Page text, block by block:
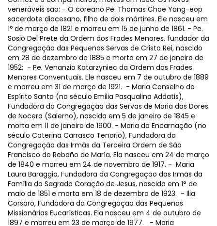
veneráveis são: - O coreano Pe. Thomas Choe Yang-eop
sacerdote diocesano, filho de dois mártires. Ele nasceu em
1º de março de 1821 e morreu em 15 de junho de 1861. - Pe.
Sosio Del Prete da Ordem dos Frades Menores, fundador da
Congregação das Pequenas Servas de Cristo Rei, nascido
em 28 de dezembro de 1885 e morto em 27 de janeiro de
1952; - Pe. Venanzio Katarzyniec da Ordem dos Frades
Menores Conventuais. Ele nasceu em 7 de outubro de 1889
e morreu em 31 de março de 1921. - Maria Conselho do
Espírito Santo (no século Emilia Pasqualina Addatis),
Fundadora da Congregação das Servas de Maria das Dores
de Nocera (Salerno), nascida em 5 de janeiro de 1845 e
morta em 11 de janeiro de 1900. - Maria da Encarnação (no
século Caterina Carrasco Tenorio), Fundadora da
Congregação das Irmãs da Terceira Ordem de São
Francisco do Rebaño de María. Ela nasceu em 24 de março
de 1840 e morreu em 24 de novembro de 1917. - Maria
Laura Baraggia, Fundadora da Congregação das Irmãs da
Família do Sagrado Coração de Jesus, nascida em 1° de
maio de 1851 e morta em 18 de dezembro de 1923. - Ilia
Corsaro, Fundadora da Congregação das Pequenas
Missionárias Eucarísticas. Ela nasceu em 4 de outubro de
1897 e morreu em 23 de março de 1977. - Maria